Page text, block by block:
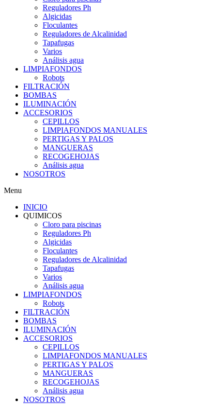
Reguladores Ph
Algicidas
Floculantes
Reguladores de Alcalinidad
Tapafugas
Varios
Análisis agua
LIMPIAFONDOS
Robots
FILTRACIÓN
BOMBAS
ILUMINACIÓN
ACCESORIOS
CEPILLOS
LIMPIAFONDOS MANUALES
PERTIGAS Y PALOS
MANGUERAS
RECOGEHOJAS
Análisis agua
NOSOTROS
Menu
INICIO
QUIMICOS
Cloro para piscinas
Reguladores Ph
Algicidas
Floculantes
Reguladores de Alcalinidad
Tapafugas
Varios
Análisis agua
LIMPIAFONDOS
Robots
FILTRACIÓN
BOMBAS
ILUMINACIÓN
ACCESORIOS
CEPILLOS
LIMPIAFONDOS MANUALES
PERTIGAS Y PALOS
MANGUERAS
RECOGEHOJAS
Análisis agua
NOSOTROS